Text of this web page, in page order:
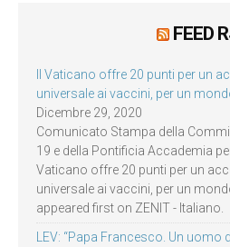
FEED
Il Vaticano offre 20 punti per un
universale ai vaccini, per un
Dicembre 29, 2020
Comunicato Stampa della
19 e della Pontificia Accademia
Vaticano offre 20 punti per un
universale ai vaccini, per un
appeared first on ZENIT - Italiano.
LEV: “Papa Francesco. Un uomo